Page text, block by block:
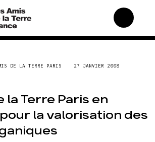
Gaz « naturel », le grand
enfumage
Mode : une tendance
DE LA TERRE PARIS 27 JANVIER 2008
la Terre Paris en
la valorisation des